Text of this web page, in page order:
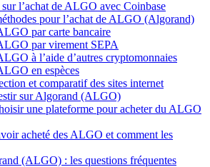
l’achat de ALGO avec Coinbase
pour l’achat de ALGO (Algorand)
par carte bancaire
par virement SEPA
à l’aide d’autres cryptomonnaies
en espèces
et comparatif des sites internet
sur Algorand (ALGO)
une plateforme pour acheter du ALGO
acheté des ALGO et comment les
(ALGO) : les questions fréquentes